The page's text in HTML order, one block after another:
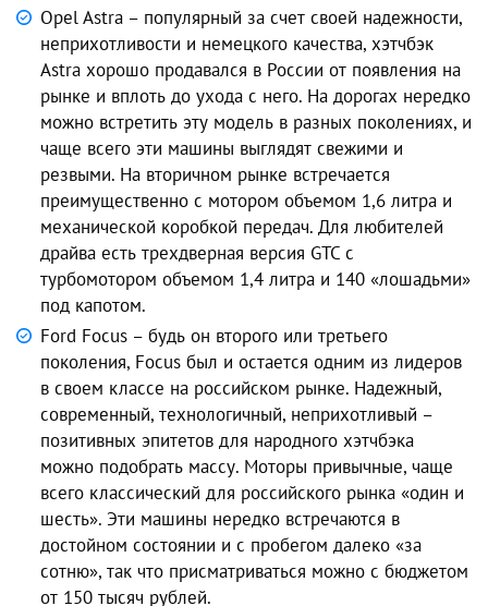
Opel Astra – популярный за счет своей надежности,
неприхотливости и немецкого качества, хэтчбэк
Astra хорошо продавался в России от появления на
рынке и вплоть до ухода с него. На дорогах нередко
можно встретить эту модель в разных поколениях, и
чаще всего эти машины выглядят свежими и
резвыми. На вторичном рынке встречается
преимущественно с мотором объемом 1,6 литра и
механической коробкой передач. Для любителей
драйва есть трехдверная версия GTC с
турбомотором объемом 1,4 литра и 140 «лошадьми»
под капотом.
Ford Focus – будь он второго или третьего
поколения, Focus был и остается одним из лидеров
в своем классе на российском рынке. Надежный,
современный, технологичный, неприхотливый –
позитивных эпитетов для народного хэтчбэка
можно подобрать массу. Моторы привычные, чаще
всего классический для российского рынка «один и
шесть». Эти машины нередко встречаются в
достойном состоянии и с пробегом далеко «за
сотню», так что присматриваться можно с бюджетом
от 150 тысяч рублей.